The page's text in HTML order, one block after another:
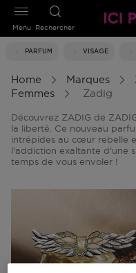
Rechercher
PARFUM VISAGE
Menu
Home Marques
Femmes
Zadig
Découvrez ZADIG de
la liberté. Ce nouveau
intrépides au cœur rebelle
l'addiction exaltante d'une
temps de vous envoler !